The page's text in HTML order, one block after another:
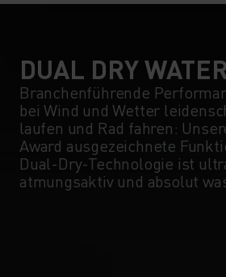
DUAL DRY
Branchenführende
bei Wind und Wetter
laufen und Rad fahren:
Award ausgezeichnete
Dual-Dry-Technologie ist
atmungsaktiv und absolut